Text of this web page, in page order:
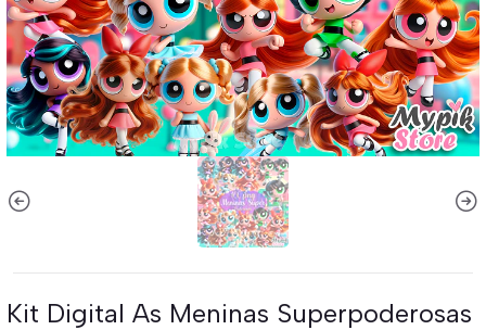
Kit Digital As Meninas Superpoderosas